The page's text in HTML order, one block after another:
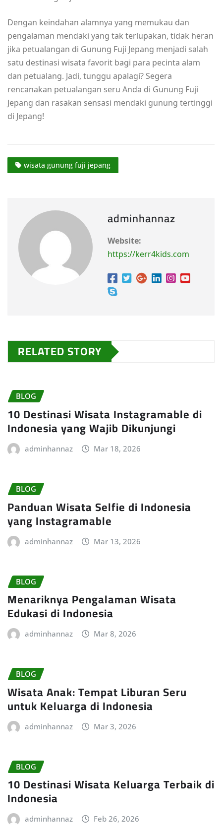
Dengan keindahan alamnya yang memukau dan
pengalaman mendaki yang tak terlupakan, tidak heran
jika petualangan di Gunung Fuji Jepang menjadi salah
satu destinasi wisata favorit bagi para pecinta alam
dan petualang. Jadi, tunggu apalagi? Segera
rencanakan petualangan seru Anda di Gunung Fuji
Jepang dan rasakan sensasi mendaki gunung tertinggi
di Jepang!
wisata gunung fuji jepang
adminhannaz
Website:
https://kerr4kids.com
RELATED STORY
BLOG
10 Destinasi Wisata Instagramable di
Indonesia yang Wajib Dikunjungi
adminhannaz Mar 18, 2026
BLOG
Panduan Wisata Selfie di Indonesia
yang Instagramable
adminhannaz Mar 13, 2026
BLOG
Menariknya Pengalaman Wisata
Edukasi di Indonesia
adminhannaz Mar 8, 2026
BLOG
Wisata Anak: Tempat Liburan Seru
untuk Keluarga di Indonesia
adminhannaz Mar 3, 2026
BLOG
10 Destinasi Wisata Keluarga Terbaik di
Indonesia
adminhannaz Feb 26, 2026